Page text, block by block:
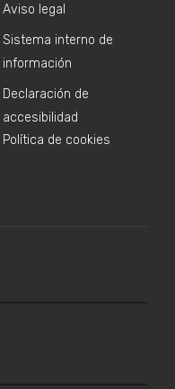
Aviso legal
Sistema interno de
información
Declaración de
accesibilidad
Política de cookies